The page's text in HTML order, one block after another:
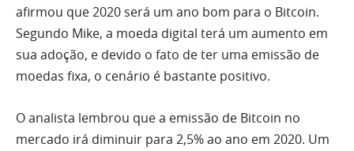
afirmou que 2020 será um ano bom para o Bitcoin.
Segundo Mike, a moeda digital terá um aumento em
sua adoção, e devido o fato de ter uma emissão de
moedas fixa, o cenário é bastante positivo.
O analista lembrou que a emissão de Bitcoin no
mercado irá diminuir para 2,5% ao ano em 2020. Um